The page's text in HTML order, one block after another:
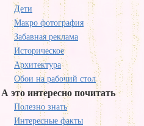
Дети
Макро фотография
Забавная реклама
Историческое
Архитектура
Обои на рабочий стол
А это интересно почитать
Полезно знать
Интересные факты